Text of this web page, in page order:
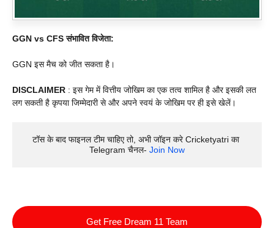
GGN vs CFS संभावित विजेता:
GGN इस मैच को जीत सकता है।
DISCLAIMER : इस गेम में वित्तीय जोखिम का एक तत्व शामिल है और इसकी लत
लग सकती है कृपया जिम्मेदारी से और अपने स्वयं के जोखिम पर ही इसे खेलें।
टॉस के बाद फाइनल टीम चाहिए तो, अभी जॉइन करे Cricketyatri का
Telegram चैनल- Join Now
Get Free Dream 11 Team